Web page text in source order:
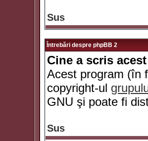
Sus
Întrebări despre phpBB 2
Cine a scris
Acest program (în
copyright-ul
GNU şi poate fi
Sus